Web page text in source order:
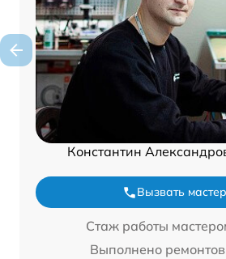
Константин
Вызвать
Стаж работы
Выполнено ремонтов